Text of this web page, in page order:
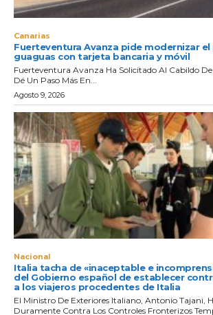
Canarias
Fuerteventura Avanza pide modernizar el
guaguas con tarjeta bancaria y móvil
Fuerteventura Avanza Ha Solicitado Al Cabildo
Dé Un Paso Más En...
Agosto 9, 2026
Nacional
Italia tacha de «inaceptable e
del Gobierno español de establecer
a los viajeros procedentes de Italia
El Ministro De Exteriores Italiano, Antonio Tajani,
Duramente Contra Los Controles Fronterizos